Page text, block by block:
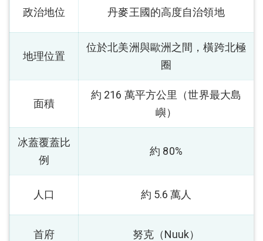
政治地位 丹麥王國的高度自治領地
地理位置
位於北美洲與歐洲之間，橫跨北極
圈
面積
約 216 萬平方公里（世界最大島
嶼）
冰蓋覆蓋比
例
約 80%
人口 約 5.6 萬人
首府 努克（Nuuk）